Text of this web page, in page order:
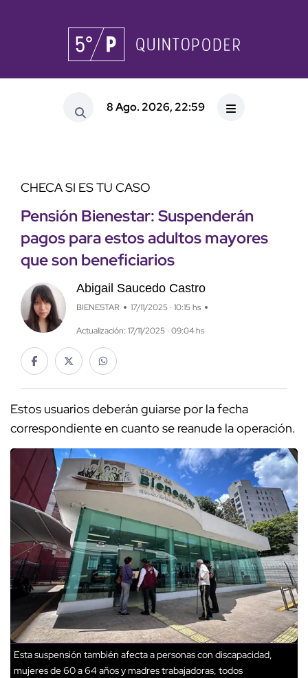
8 Ago. 2026, 22:59
CHECA SI ES TU CASO
Pensión Bienestar: Suspenderán
pagos para estos adultos mayores
que son beneficiarios
Abigail Saucedo Castro
BIENESTAR 17/11/2025 · 10:15 hs
Actualización: 17/11/2025 · 09:04 hs
Estos usuarios deberán guiarse por la fecha
correspondiente en cuanto se reanude la operación.
Esta suspensión también afecta a personas con discapacidad,
mujeres de 60 a 64 años y madres trabajadoras, todos